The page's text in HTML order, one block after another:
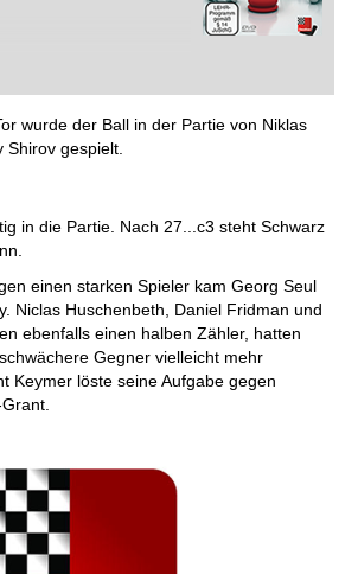
wurde der Ball in der Partie von Niklas
Shirov gespielt.
in die Partie. Nach 27...c3 steht Schwarz
einen starken Spieler kam Georg Seul
Niclas Huschenbeth, Daniel Fridman und
ebenfalls einen halben Zähler, hatten
Gegner vielleicht mehr
Keymer löste seine Aufgabe gegen